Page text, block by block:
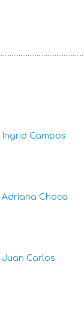
Ingrid Campos
Adriana Choca
Juan Carlos